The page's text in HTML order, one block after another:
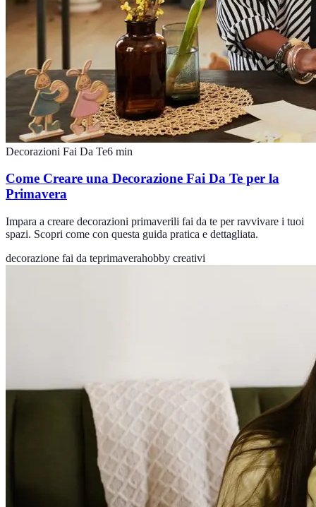
Decorazioni Fai Da Te6 min
Come Creare una Decorazione Fai Da Te per la
Primavera
Impara a creare decorazioni primaverili fai da te per ravvivare i tuoi
spazi. Scopri come con questa guida pratica e dettagliata.
decorazione fai da teprimaverahobby creativi